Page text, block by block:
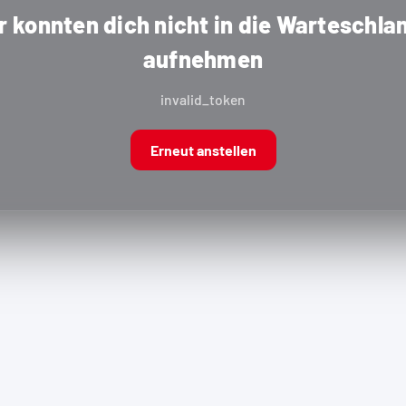
konnten dich nicht in die
aufnehmen
invalid_token
Erneut anstellen